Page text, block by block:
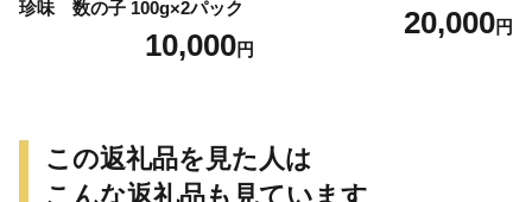
珍味 数の子 100g×2パック
10,000円
20,000円
この返礼品を見た人は
こんな返礼品も見ています